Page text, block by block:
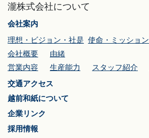
瀧株式会社について
会社案内
理想・ビジョン・社是 使命・ミッション
会社概要
由緒
営業内容
生産能力 スタッフ紹介
交通アクセス
越前和紙について
企業リンク
採用情報